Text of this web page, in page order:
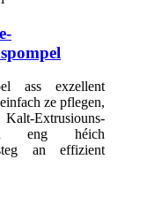
ass exzellent
ze pflegen,
Extrusiouns-
eng héich
an effizient